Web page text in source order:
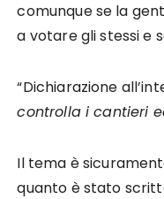
comunque se la
a votare gli stessi e
“Dichiarazione
controlla i cantieri
Il tema è
quanto è stato